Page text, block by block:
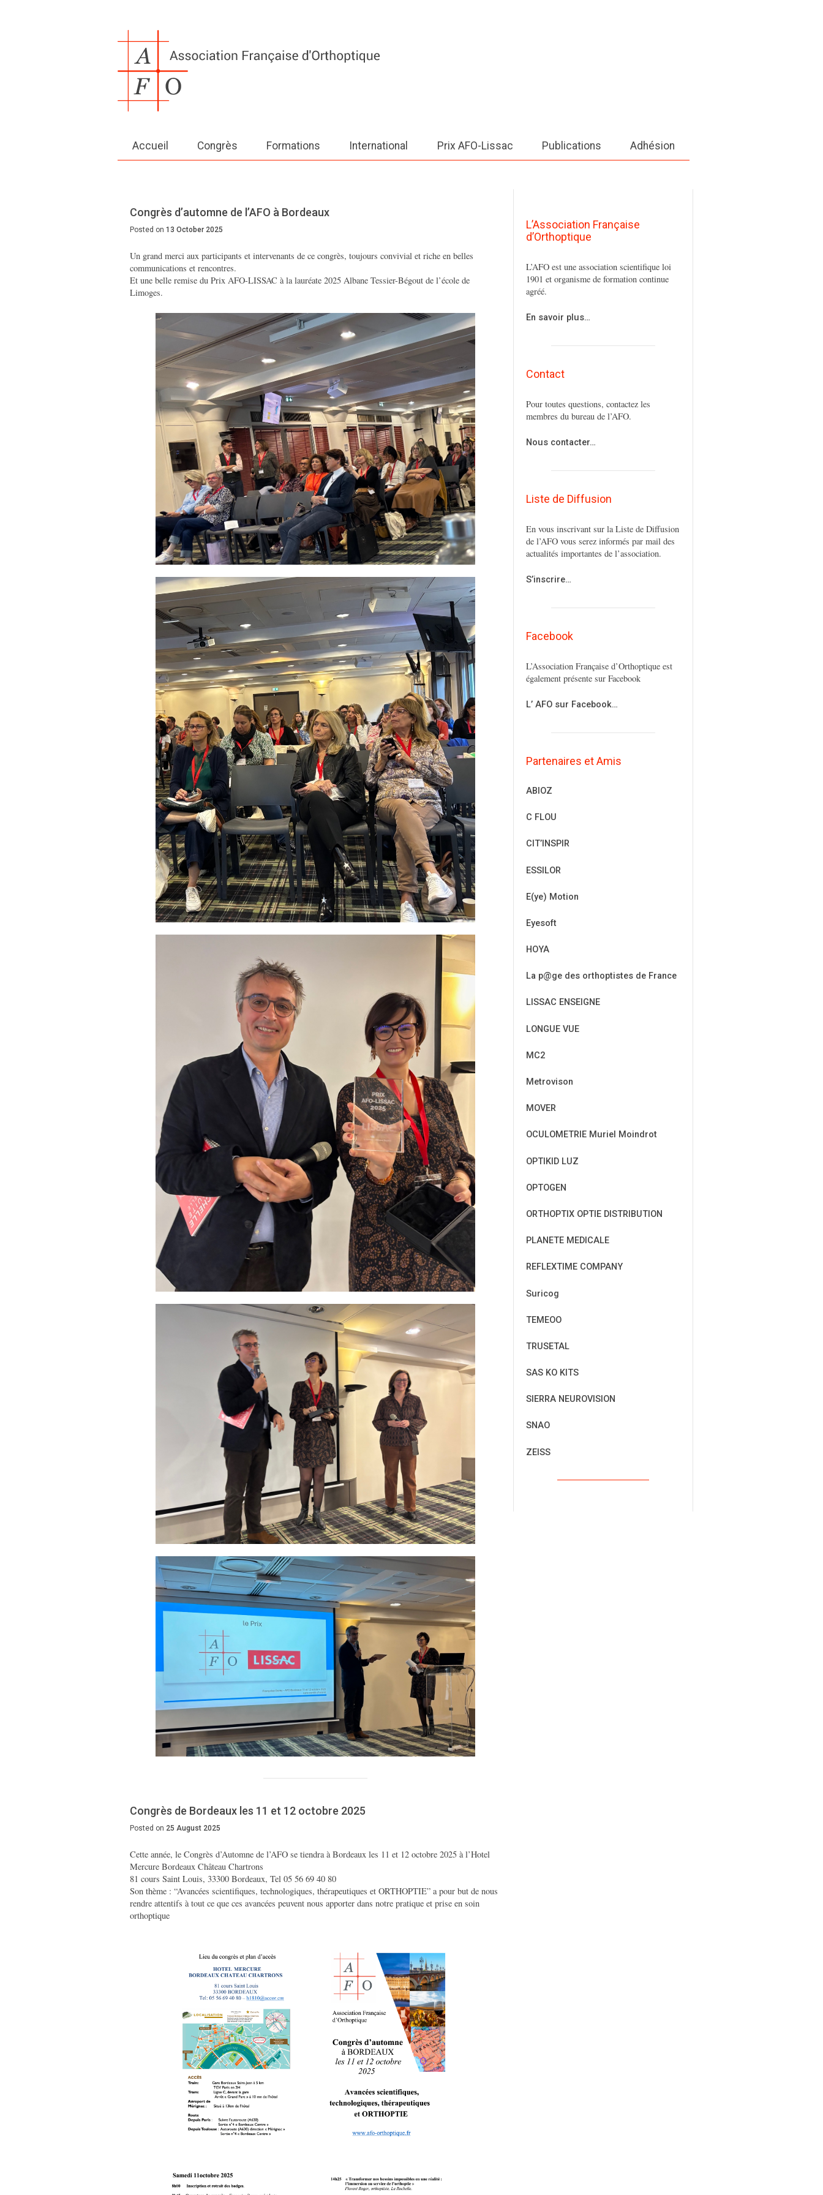
Accueil Congrès Formations International Prix AFO-Lissac Publications Adhésion
Congrès d’automne de l’AFO à Bordeaux
Posted on 13 October 2025
Un grand merci aux participants et intervenants de ce congrès, toujours convivial et riche en belles
communications et rencontres.
Et une belle remise du Prix AFO-LISSAC à la lauréate 2025 Albane Tessier-Bégout de l’école de
Limoges.
Congrès de Bordeaux les 11 et 12 octobre 2025
Posted on 25 August 2025
Cette année, le Congrès d’Automne de l’AFO se tiendra à Bordeaux les 11 et 12 octobre 2025 à l’Hotel
Mercure Bordeaux Château Chartrons
81 cours Saint Louis, 33300 Bordeaux, Tel 05 56 69 40 80
Son thème : “Avancées scientifiques, technologiques, thérapeutiques et ORTHOPTIE” a pour but de nous
rendre attentifs à tout ce que ces avancées peuvent nous apporter dans notre pratique et prise en soin
orthoptique
L’Association Française
d’Orthoptique
L’AFO est une association scientifique loi
1901 et organisme de formation continue
agréé.
En savoir plus…
Contact
Pour toutes questions, contactez les
membres du bureau de l’AFO.
Nous contacter…
Liste de Diffusion
En vous inscrivant sur la Liste de Diffusion
de l’AFO vous serez informés par mail des
actualités importantes de l’association.
S’inscrire…
Facebook
L’Association Française d’Orthoptique est
également présente sur Facebook
L’ AFO sur Facebook…
Partenaires et Amis
ABIOZ
C FLOU
CIT’INSPIR
ESSILOR
E(ye) Motion
Eyesoft
HOYA
La p@ge des orthoptistes de France
LISSAC ENSEIGNE
LONGUE VUE
MC2
Metrovison
MOVER
OCULOMETRIE Muriel Moindrot
OPTIKID LUZ
OPTOGEN
ORTHOPTIX OPTIE DISTRIBUTION
PLANETE MEDICALE
REFLEXTIME COMPANY
Suricog
TEMEOO
TRUSETAL
SAS KO KITS
SIERRA NEUROVISION
SNAO
ZEISS